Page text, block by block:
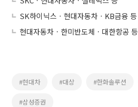
SK하이닉스ㆍ현대자동차ㆍKB금융 등
현대자동차ㆍ한미반도체ㆍ대한항공 등
#현대차 #대상 #한화솔루션
#삼성증권